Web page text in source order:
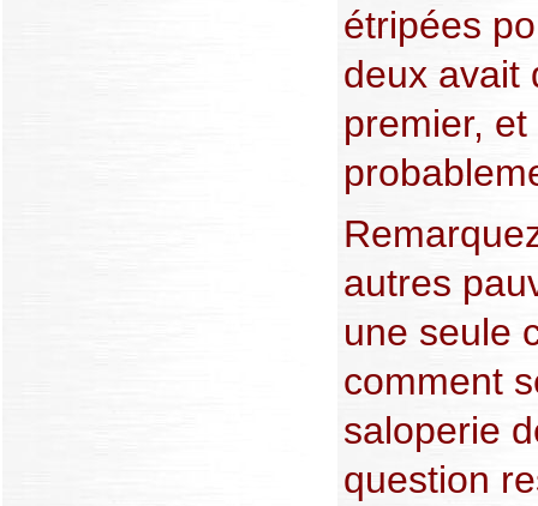
étripées
deux avait
premier,
autres
une seule
comment
saloperie
question